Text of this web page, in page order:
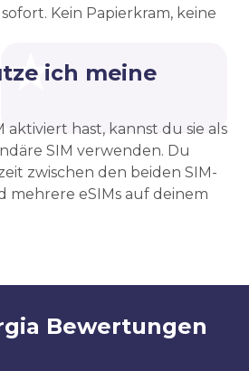
Kein Papierkram, keine
ich meine
aktiviert hast, kannst du sie als
SIM verwenden. Du
zwischen den beiden SIM-
mehrere eSIMs auf deinem
Bewertungen